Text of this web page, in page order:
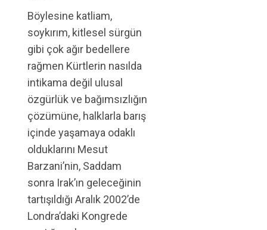
Böylesine katliam,
soykırım, kitlesel sürgün
gibi çok ağır bedellere
rağmen Kürtlerin nasılda
intikama değil ulusal
özgürlük ve bağımsızlığın
çözümüne, halklarla barış
içinde yaşamaya odaklı
olduklarını Mesut
Barzani’nin, Saddam
sonra Irak’ın geleceğinin
tartışıldığı Aralık 2002’de
Londra’daki Kongrede